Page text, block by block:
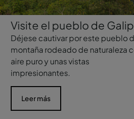
Visite el pueblo de
Déjese cautivar por este pueblo
montaña rodeado de naturaleza
aire puro y unas vistas
impresionantes.
Leer más